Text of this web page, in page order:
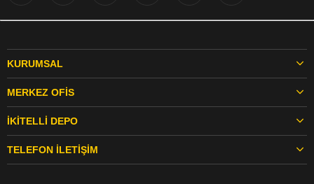
KURUMSAL
MERKEZ OFIS
İKITELLI DEPO
TELEFON İLETIŞIM